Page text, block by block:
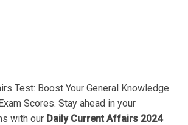
Test: Boost Your General Knowledge
Scores. Stay ahead in your
with our Daily Current Affairs 2024